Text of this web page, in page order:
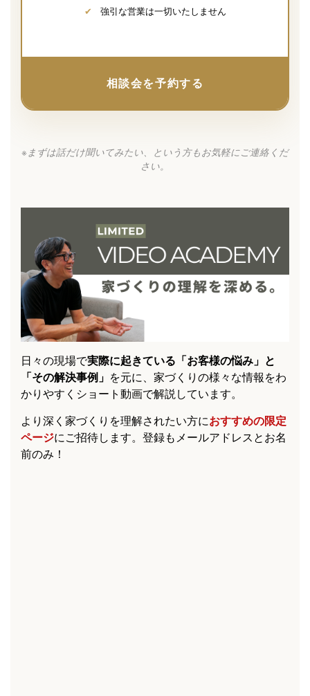
✔ 強引な営業は一切いたしません
相談会を予約する
※まずは話だけ聞いてみたい、という方もお気軽にご連絡くだ
さい。
日々の現場で実際に起きている「お客様の悩み」と
「その解決事例」 を元に、家づくりの様々な情報をわ
かりやすくショート動画で解説しています。
より深く家づくりを理解されたい方におすすめの限定
ページにご招待します。登録もメールアドレスとお名
前のみ！